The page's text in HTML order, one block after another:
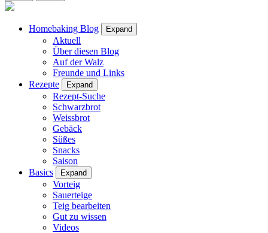
Homebaking Blog Expand
Aktuell
Über diesen Blog
Auf der Walz
Freunde und Links
Rezepte
Expand
Rezept-Suche
Schwarzbrot
Weissbrot
Gebäck
Süßes
Snacks
Saison
Basics
Expand
Vorteig
Sauerteige
Teig bearbeiten
Gut zu wissen
Videos